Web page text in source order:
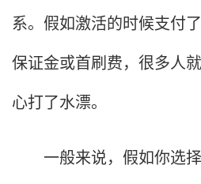
系。假如激活的时候支付
保证金或首刷费，很多人
心打了水漂。
一般来说，假如你选择